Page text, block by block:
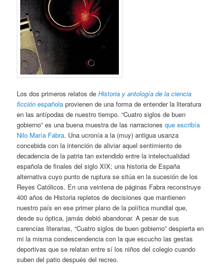
Los dos primeros relatos deHistoria y antología de la ciencia
ficción española provienen de una forma de entender la literatura
en las antípodas de nuestro tiempo. “Cuatro siglos de buen
gobierno” es una buena muestra de las narracionesque escribía
Nilo María Fabra. Una ucronía a la (muy) antigua usanza
concebida con la intención de aliviar aquel sentimiento de
decadencia de la patria tan extendido entre la intelectualidad
española de finales del siglo XIX; una historia de España
alternativa cuyo punto de ruptura se sitúa en la sucesión de los
Reyes Católicos. En una veintena de páginas Fabra reconstruye
400 años de Historia repletos de decisiones que mantienen
nuestro país en ese primer plano de la política mundial que,
desde su óptica, jamás debió abandonar. A pesar de sus
carencias literarias, “Cuatro siglos de buen gobierno” despierta en
mi la misma condescendencia con la que escucho las gestas
deportivas que se relatan entre sí los niños del colegio cuando
suben del patio después del recreo.